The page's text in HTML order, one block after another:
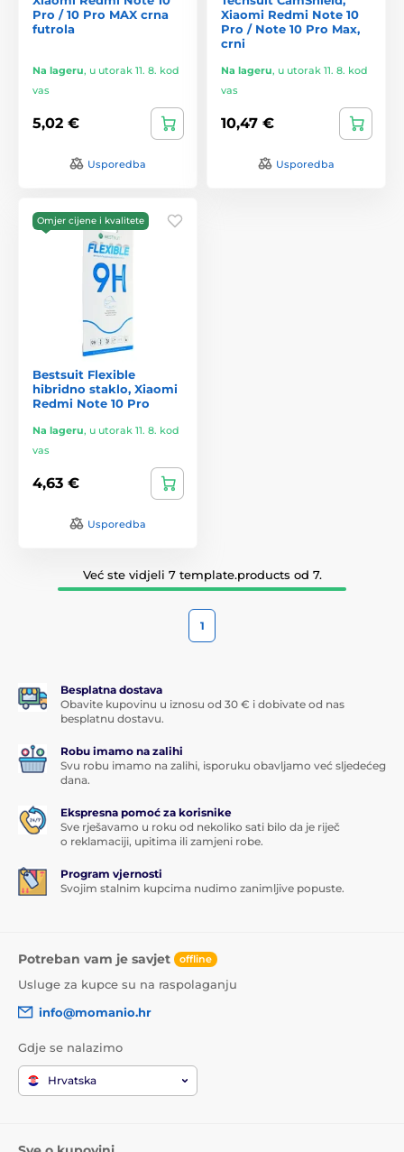
Pro / 10 Pro MAX crna
futrola
Na lageru, u utorak 11. 8. kod
vas
5,02 €
Usporedba
Xiaomi Redmi Note 10
Pro / Note 10 Pro Max,
crni
Na lageru, u utorak 11. 8. kod
vas
10,47 €
Usporedba
Omjer cijene i kvalitete
Bestsuit Flexible
hibridno staklo, Xiaomi
Redmi Note 10 Pro
Na lageru, u utorak 11. 8. kod
vas
4,63 €
Usporedba
Već ste vidjeli 7 template.products od 7.
1
Besplatna dostava
Obavite kupovinu u iznosu od 30 € i dobivate od nas
besplatnu dostavu.
Robu imamo na zalihi
Svu robu imamo na zalihi, isporuku obavljamo već sljedećeg
dana.
Ekspresna pomoć za korisnike
Sve rješavamo u roku od nekoliko sati bilo da je riječ
o reklamaciji, upitima ili zamjeni robe.
Program vjernosti
Svojim stalnim kupcima nudimo zanimljive popuste.
Potreban vam je savjet offline
Usluge za kupce su na raspolaganju
info@momanio.hr
Gdje se nalazimo
Hrvatska